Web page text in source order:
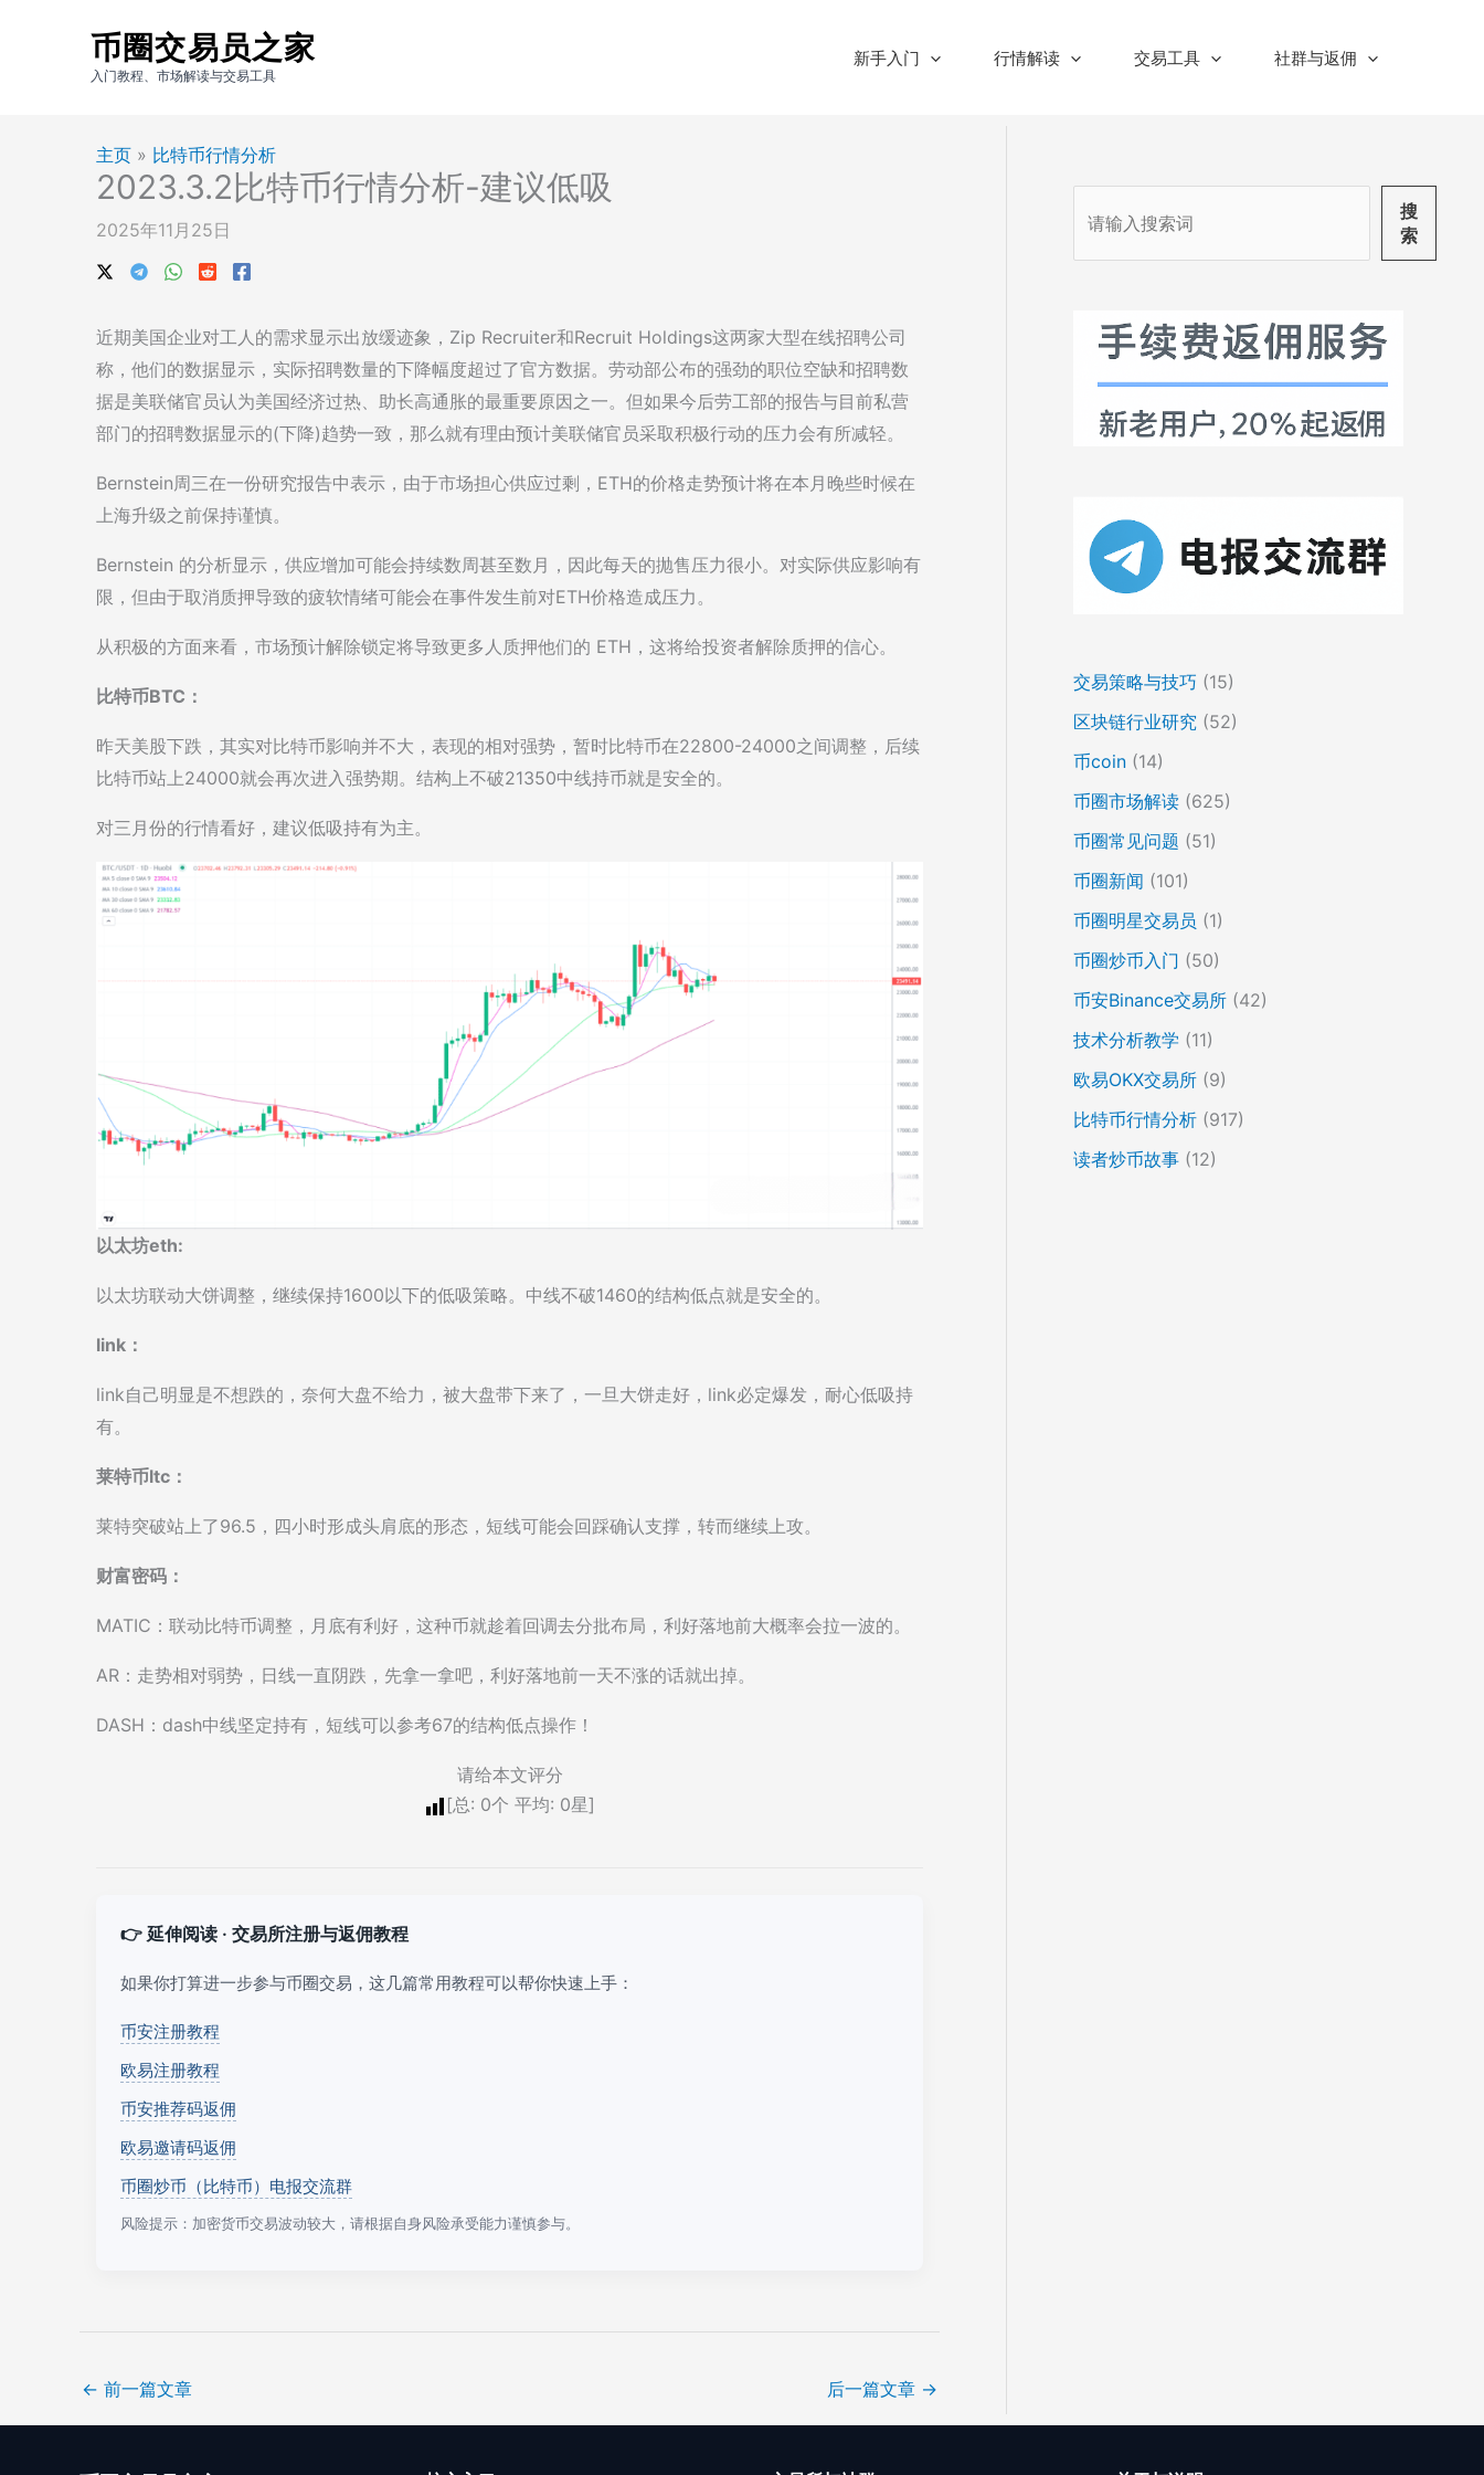
币圈交易员之家
入门教程、市场解读与交易工具
新手入门 行情解读 交易工具 社群与返佣
主页 » 比特币行情分析
2023.3.2比特币行情分析-建议低吸
2025年11月25日
近期美国企业对工人的需求显示出放缓迹象，Zip Recruiter和Recruit Holdings这两家大型在线招聘公司
称，他们的数据显示，实际招聘数量的下降幅度超过了官方数据。劳动部公布的强劲的职位空缺和招聘数
据是美联储官员认为美国经济过热、助长高通胀的最重要原因之一。但如果今后劳工部的报告与目前私营
部门的招聘数据显示的(下降)趋势一致，那么就有理由预计美联储官员采取积极行动的压力会有所减轻。
Bernstein周三在一份研究报告中表示，由于市场担心供应过剩，ETH的价格走势预计将在本月晚些时候在
上海升级之前保持谨慎。
Bernstein 的分析显示，供应增加可能会持续数周甚至数月，因此每天的抛售压力很小。对实际供应影响有
限，但由于取消质押导致的疲软情绪可能会在事件发生前对ETH价格造成压力。
从积极的方面来看，市场预计解除锁定将导致更多人质押他们的 ETH，这将给投资者解除质押的信心。
比特币BTC：
昨天美股下跌，其实对比特币影响并不大，表现的相对强势，暂时比特币在22800-24000之间调整，后续
比特币站上24000就会再次进入强势期。结构上不破21350中线持币就是安全的。
对三月份的行情看好，建议低吸持有为主。
以太坊eth:
以太坊联动大饼调整，继续保持1600以下的低吸策略。中线不破1460的结构低点就是安全的。
link：
link自己明显是不想跌的，奈何大盘不给力，被大盘带下来了，一旦大饼走好，link必定爆发，耐心低吸持
有。
莱特币ltc：
莱特突破站上了96.5，四小时形成头肩底的形态，短线可能会回踩确认支撑，转而继续上攻。
财富密码：
MATIC：联动比特币调整，月底有利好，这种币就趁着回调去分批布局，利好落地前大概率会拉一波的。
AR：走势相对弱势，日线一直阴跌，先拿一拿吧，利好落地前一天不涨的话就出掉。
DASH：dash中线坚定持有，短线可以参考67的结构低点操作！
请给本文评分
[总: 0个 平均: 0星]
👉 延伸阅读 · 交易所注册与返佣教程
如果你打算进一步参与币圈交易，这几篇常用教程可以帮你快速上手：
币安注册教程
欧易注册教程
币安推荐码返佣
欧易邀请码返佣
币圈炒币（比特币）电报交流群
风险提示：加密货币交易波动较大，请根据自身风险承受能力谨慎参与。
← 前一篇文章 后一篇文章 →
搜
索
交易策略与技巧 (15)
区块链行业研究 (52)
币coin (14)
币圈市场解读 (625)
币圈常见问题 (51)
币圈新闻 (101)
币圈明星交易员 (1)
币圈炒币入门 (50)
币安Binance交易所 (42)
技术分析教学 (11)
欧易OKX交易所 (9)
比特币行情分析 (917)
读者炒币故事 (12)